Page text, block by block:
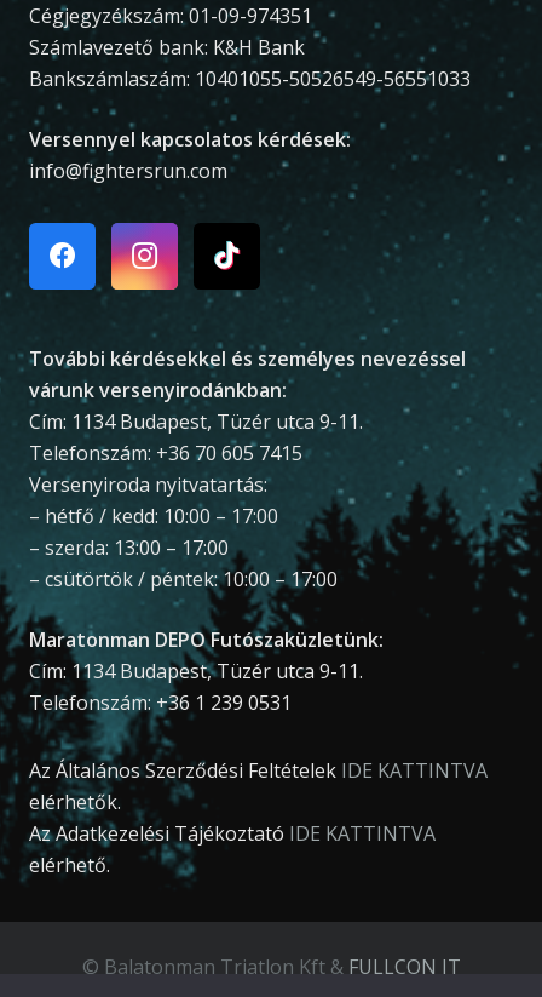
Cégjegyzékszám: 01-09-974351
Számlavezető bank: K&H Bank
Bankszámlaszám: 10401055-50526549-56551033
Versennyel kapcsolatos kérdések:
info@fightersrun.com
További kérdésekkel és személyes nevezéssel
várunk versenyirodánkban:
Cím: 1134 Budapest, Tüzér utca 9-11.
Telefonszám: +36 70 605 7415
Versenyiroda nyitvatartás:
– hétfő / kedd: 10:00 – 17:00
– szerda: 13:00 – 17:00
– csütörtök / péntek: 10:00 – 17:00
Maratonman DEPO Futószaküzletünk:
Cím: 1134 Budapest, Tüzér utca 9-11.
Telefonszám: +36 1 239 0531
Az Általános Szerződési Feltételek IDE KATTINTVA
elérhetők.
Az Adatkezelési Tájékoztató IDE KATTINTVA
elérhető.
© Balatonman Triatlon Kft & FULLCON IT